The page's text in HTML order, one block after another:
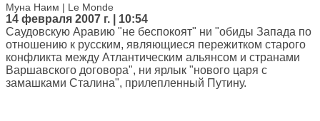
Муна Наим | Le Monde
14 февраля 2007 г. | 10:54
Саудовскую Аравию "не беспокоят" ни "обиды Запада по
отношению к русским, являющиеся пережитком старого
конфликта между Атлантическим альянсом и странами
Варшавского договора", ни ярлык "нового царя с
замашками Сталина", прилепленный Путину.